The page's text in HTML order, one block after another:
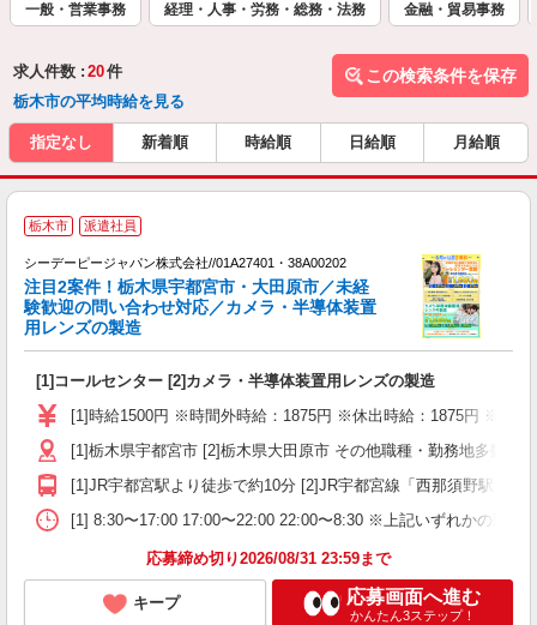
一般・営業事務 経理・人事・労務・総務・法務 金融・貿易事務
求人件数 : 20件
栃木市の平均時給を見る
この検索条件を保存
指定なし 新着順 時給順 日給順 月給順
栃木市 派遣社員
シーデーピージャパン株式会社//01A27401・38A00202
注目2案件！栃木県宇都宮市・大田原市／未経
験歓迎の問い合わせ対応／カメラ・半導体装置
用レンズの製造
[1]コールセンター [2]カメラ・半導体装置用レンズの製造
[1]時給1500円 ※時間外時給：1875円 ※休出時給：1875円 ※深
[1]栃木県宇都宮市 [2]栃木県大田原市 その他職種・勤務地多数あ
[1]JR宇都宮駅より徒歩で約10分 [2]JR宇都宮線「西那須野駅」よ
[1] 8:30〜17:00 17:00〜22:00 22:00〜8:30 ※上記いずれかの勤務
応募締め切り2026/08/31 23:59まで
キープ 応募画面へ進む
かんたん3ステップ！